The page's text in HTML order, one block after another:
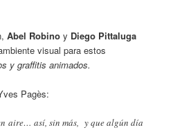
Abel Robino y Diego Pittaluga
visual para estos
y graffitis animados.
Pagès:
aire… así, sin más, y que algún día